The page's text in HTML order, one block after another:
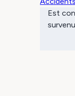
rôle clé
Est